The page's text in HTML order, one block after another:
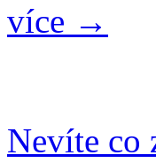
více →
Nevíte co